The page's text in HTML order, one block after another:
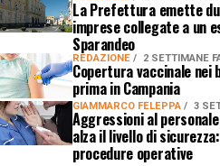
La Prefettura emette
imprese collegate a un
Sparandeo
REDAZIONE 2 SETTIMANE
Copertura vaccinale nei
prima in Campania
GIAMMARCO FELEPPA 3
Aggressioni al
alza il livello di
procedure operative